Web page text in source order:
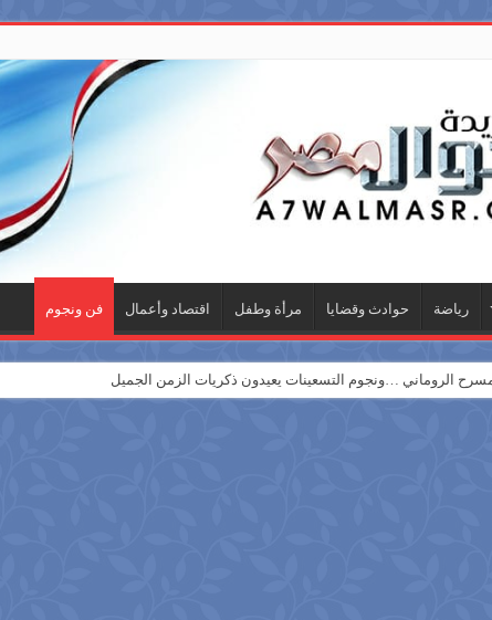
رياضة حوادث وقضايا مرأة وطفل اقتصاد وأعمال فن ونجوم
الروماني …ونجوم التسعينات يعيدون ذكريات الزمن الجميل